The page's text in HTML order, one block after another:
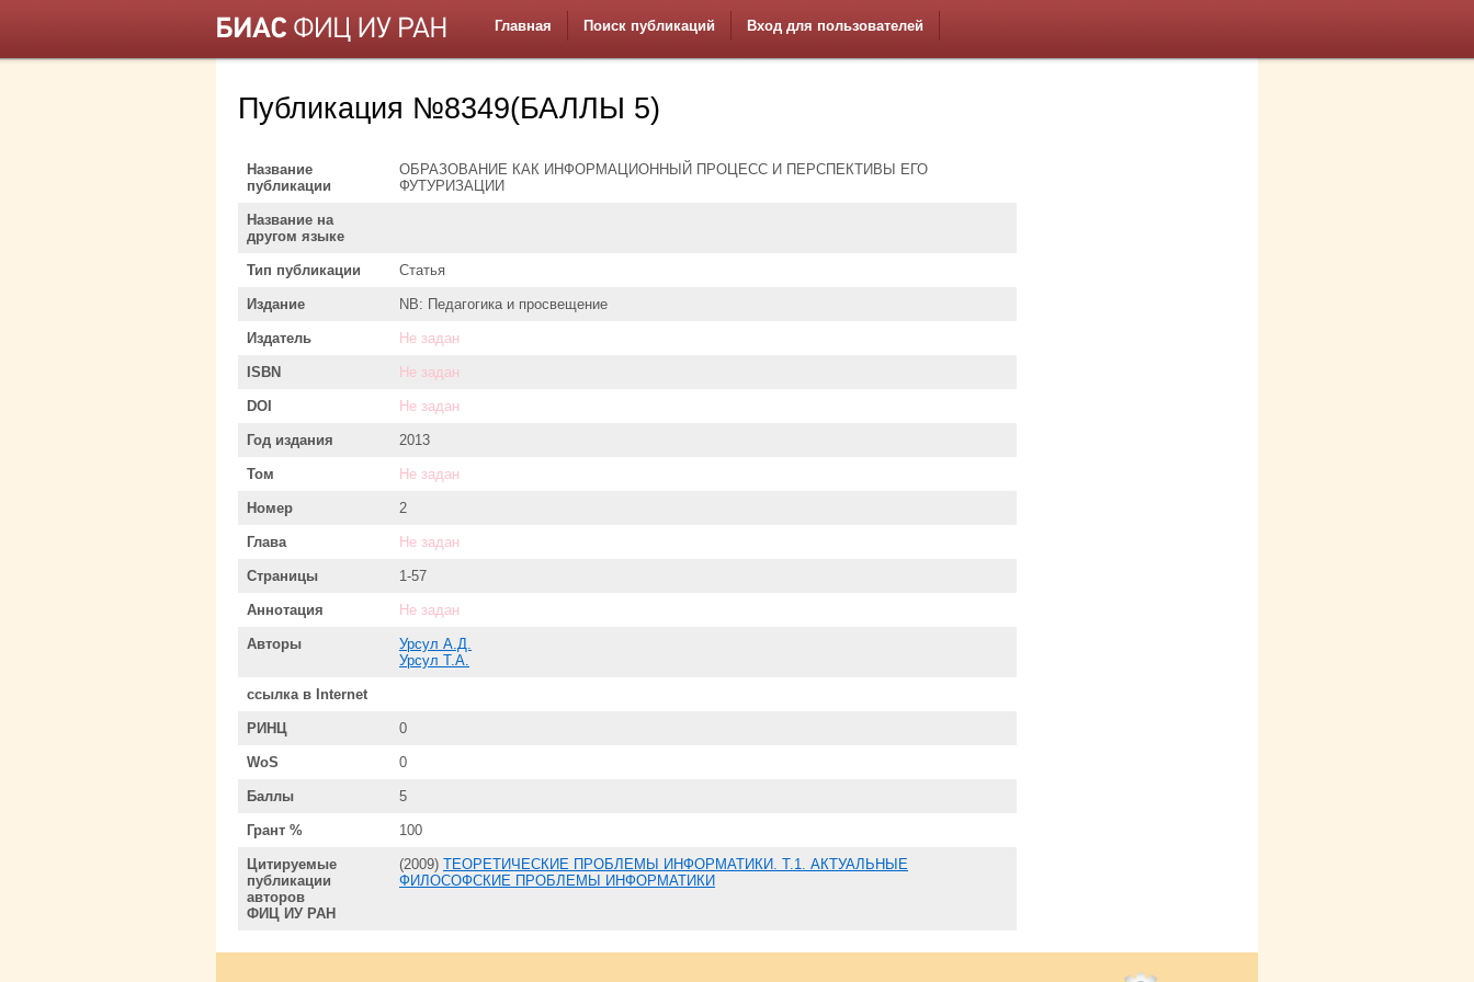
Главная Поиск публикаций Вход для пользователей
Публикация №8349(БАЛЛЫ 5)
Название
публикации
ОБРАЗОВАНИЕ КАК ИНФОРМАЦИОННЫЙ ПРОЦЕСС И ПЕРСПЕКТИВЫ ЕГО
ФУТУРИЗАЦИИ
Название на
другом языке
Тип публикации Статья
Издание NB: Педагогика и просвещение
Издатель Не задан
ISBN Не задан
DOI Не задан
Год издания 2013
Том Не задан
Номер 2
Глава Не задан
Страницы 1-57
Аннотация Не задан
Авторы
Урсул А.Д.
Урсул Т.А.
ссылка в Internet
РИНЦ 0
WoS 0
Баллы 5
Грант % 100
Цитируемые
публикации
авторов
ФИЦ ИУ РАН
(2009) ТЕОРЕТИЧЕСКИЕ ПРОБЛЕМЫ ИНФОРМАТИКИ. Т.1. АКТУАЛЬНЫЕ
ФИЛОСОФСКИЕ ПРОБЛЕМЫ ИНФОРМАТИКИ